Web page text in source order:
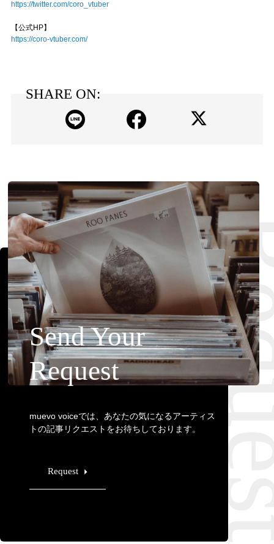
https://twitter.com/coro_vtuber
【公式HP】
https://coro-vtuber.com/
SHARE ON:
Send Your
Request
muevo voiceでは、あなたの気になるアーティス
トの記事リクエストをお待ちしております。
Request